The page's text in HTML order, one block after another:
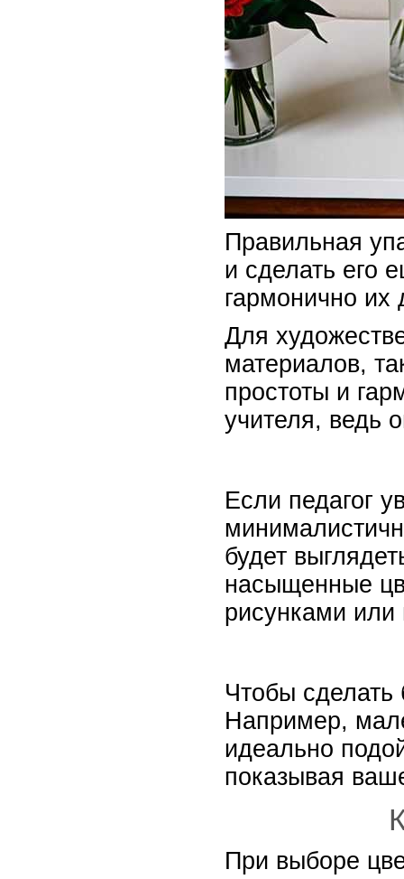
Правильная
и сделать его
гармонично их
Для
материалов,
простоты и
учителя, ведь
Если педагог
будет
насыщенные
рисунками или
Чтобы сделать
Например,
идеально
показывая
При выборе